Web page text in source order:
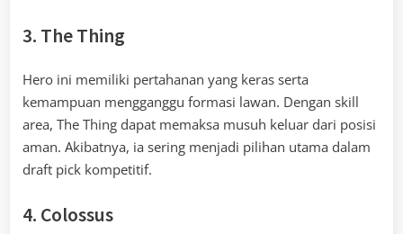
3. The Thing
Hero ini memiliki pertahanan yang keras serta
kemampuan mengganggu formasi lawan. Dengan skill
area, The Thing dapat memaksa musuh keluar dari posisi
aman. Akibatnya, ia sering menjadi pilihan utama dalam
draft pick kompetitif.
4. Colossus